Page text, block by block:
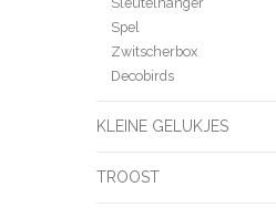
Spel
Zwitscherbox
Decobirds
KLEINE GELUKJES
TROOST